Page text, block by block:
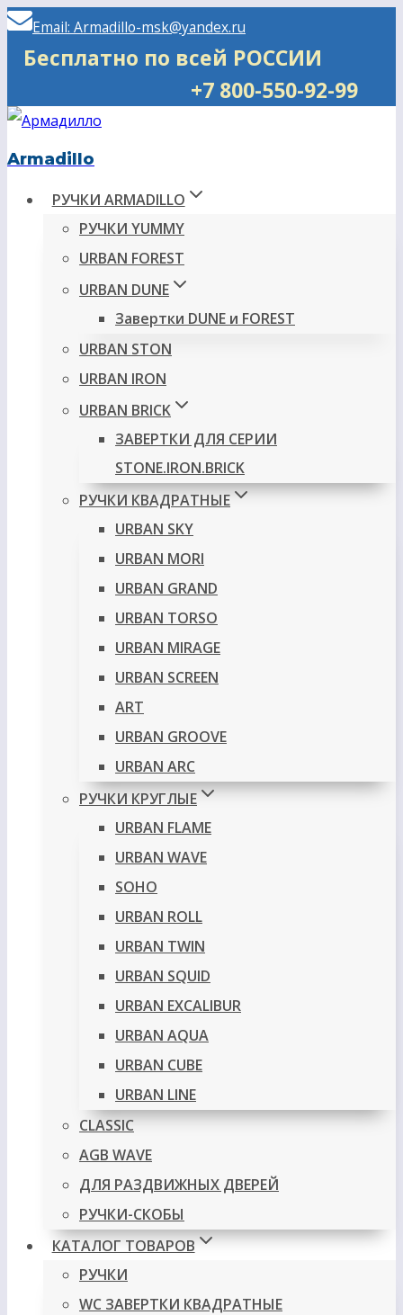
Перейти
Email: Armadillo-msk@yandex.ru
Бесплатно по всей РОССИИ
+7 800-550-92-99
Armadillo
РУЧКИ ARMADILLO
РУЧКИ YUMMY
URBAN FOREST
URBAN DUNE
Завертки DUNE и FOREST
URBAN STON
URBAN IRON
URBAN BRICK
ЗАВЕРТКИ ДЛЯ СЕРИИ
STONE.IRON.BRICK
РУЧКИ КВАДРАТНЫЕ
URBAN SKY
URBAN MORI
URBAN GRAND
URBAN TORSO
URBAN MIRAGE
URBAN SCREEN
ART
URBAN GROOVE
URBAN ARC
РУЧКИ КРУГЛЫЕ
URBAN FLAME
URBAN WAVE
SOHO
URBAN ROLL
URBAN TWIN
URBAN SQUID
URBAN EXCALIBUR
URBAN AQUA
URBAN CUBE
URBAN LINE
CLASSIC
AGB WAVE
ДЛЯ РАЗДВИЖНЫХ ДВЕРЕЙ
РУЧКИ-СКОБЫ
КАТАЛОГ ТОВАРОВ
РУЧКИ
WC ЗАВЕРТКИ КВАДРАТНЫЕ